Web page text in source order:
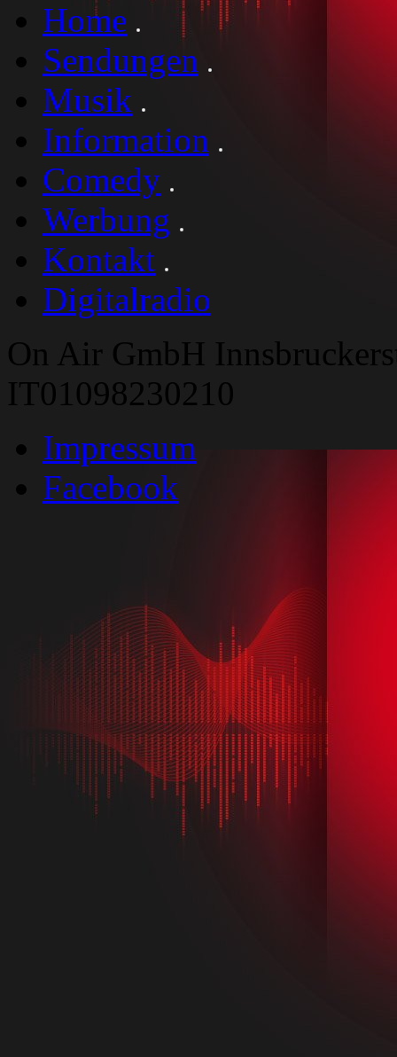
Home
Sendungen
Musik
Information
Comedy
Werbung
Kontakt
Digitalradio
On Air GmbH
IT01098230210
Impressum
Facebook